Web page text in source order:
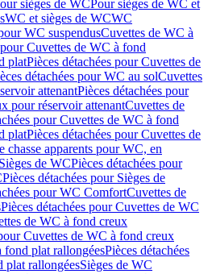
sièges de WCPour sièges de WC et
WC et sièges de WCWC
WC suspendusCuvettes de WC à
Cuvettes de WC à fond
platPièces détachées pour Cuvettes de
détachées pour WC au solCuvettes
attenantPièces détachées pour
pour réservoir attenantCuvettes de
pour Cuvettes de WC à fond
platPièces détachées pour Cuvettes de
chasse apparents pour WC, en
Sièges de WCPièces détachées pour
Pièces détachées pour Sièges de
pour WC ComfortCuvettes de
Pièces détachées pour Cuvettes de WC
de WC à fond creux
Cuvettes de WC à fond creux
fond plat rallongéesPièces détachées
plat rallongéesSièges de WC